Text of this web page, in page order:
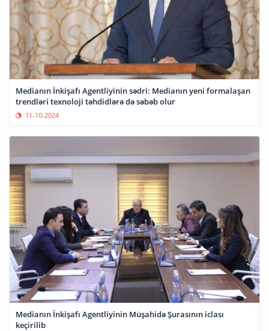
Medianın İnkişafı Agentliyinin sədri: Medianın yeni formalaşan
trendləri texnoloji təhdidlərə də səbəb olur
11-10-2024
Medianın İnkişafı Agentliyinin Müşahidə Şurasının iclası
keçirilib